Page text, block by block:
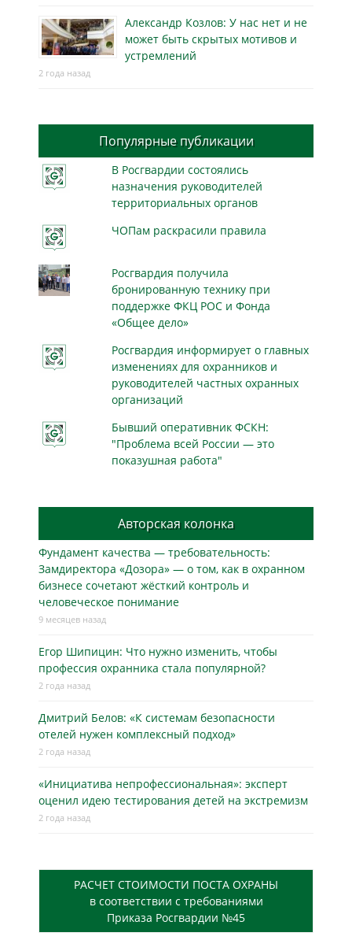
Александр Козлов: У нас нет и не
может быть скрытых мотивов и
устремлений
2 года назад
Популярные публикации
В Росгвардии состоялись
назначения руководителей
территориальных органов
ЧОПам раскрасили правила
Росгвардия получила
бронированную технику при
поддержке ФКЦ РОС и Фонда
«Общее дело»
Росгвардия информирует о главных
изменениях для охранников и
руководителей частных охранных
организаций
Бывший оперативник ФСКН:
"Проблема всей России — это
показушная работа"
Авторская колонка
Фундамент качества — требовательность:
Замдиректора «Дозора» — о том, как в охранном
бизнесe сочетают жёсткий контроль и
человеческое понимание
9 месяцев назад
Егор Шипицин: Что нужно изменить, чтобы
профессия охранника стала популярной?
2 года назад
Дмитрий Белов: «К системам безопасности
отелей нужен комплексный подход»
2 года назад
«Инициатива непрофессиональная»: эксперт
оценил идею тестирования детей на экстремизм
2 года назад
РАСЧЕТ СТОИМОСТИ ПОСТА ОХРАНЫ
в соответствии с требованиями
Приказа Росгвардии №45